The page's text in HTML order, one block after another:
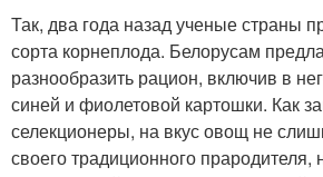
Так, два года назад ученые страны
сорта корнеплода. Белорусам
разнообразить рацион, включив в
синей и фиолетовой картошки. Как
селекционеры, на вкус овощ не
своего традиционного прародителя,